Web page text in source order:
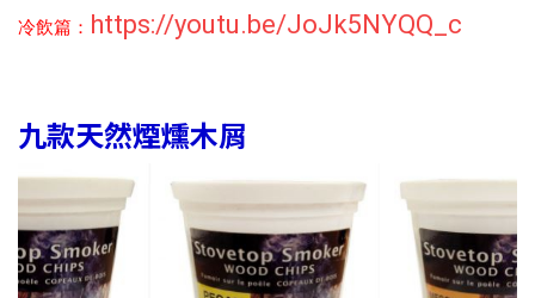
冷飲篇： https://youtu.be/JoJk5NYQQ_c
九款天然煙燻木屑